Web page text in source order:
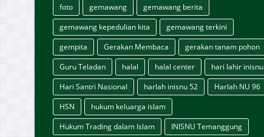
foto
gemawang
gemawang berita
gemawang kepedulian kita
gemawang terkini
gempita
Gerakan Membaca
gerakan tanam pohon
Guru Teladan
halal halal center
hari lahir inisnu
Hari Santri Nasional
harlah inisnu 52
Harlah NU 96
HSN
hukum keluarga islam
Hukum Trading dalam Islam
INISNU Temanggung